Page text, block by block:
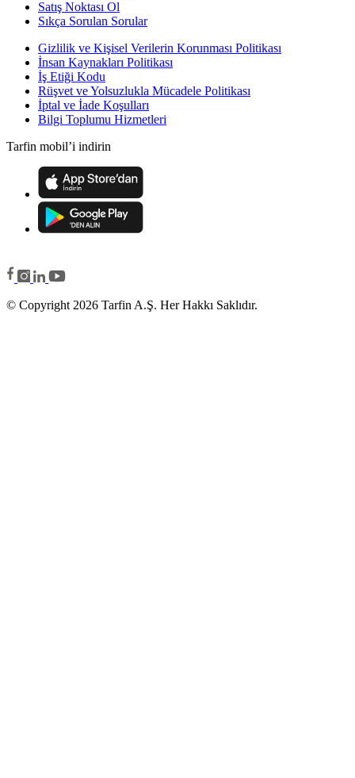
Satış Noktası Ol
Sıkça Sorulan Sorular
Gizlilik ve Kişisel Verilerin Korunması Politikası
İnsan Kaynakları Politikası
İş Etiği Kodu
Rüşvet ve Yolsuzlukla Mücadele Politikası
İptal ve İade Koşulları
Bilgi Toplumu Hizmetleri
Tarfin mobil’i indirin
© Copyright 2026 Tarfin A.Ş. Her Hakkı Saklıdır.